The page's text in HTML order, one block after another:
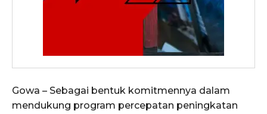
Gowa – Sebagai bentuk komitmennya dalam
mendukung program percepatan peningkatan